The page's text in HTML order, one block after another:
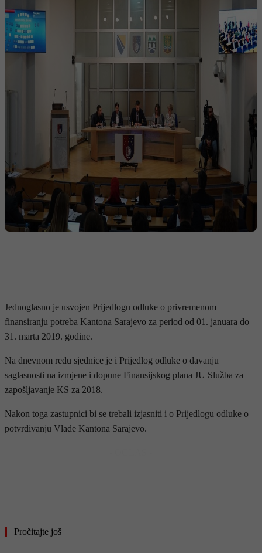
Jednoglasno je usvojen Prijedlogu odluke o privremenom
finansiranju potreba Kantona Sarajevo za period od 01. januara do
31. marta 2019. godine.
Na dnevnom redu sjednice je i Prijedlog odluke o davanju
saglasnosti na izmjene i dopune Finansijskog plana JU Služba za
zapošljavanje KS za 2018.
Nakon toga zastupnici bi se trebali izjasniti i o Prijedlogu odluke o
potvrđivanju Vlade Kantona Sarajevo.
Pročitajte još